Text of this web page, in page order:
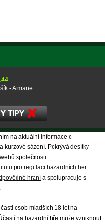
- Atmane
na aktuální informace o
kurzové sázení. Pokrývá desítky
společnosti
pro regulaci hazardních her
hraní a spolupracuje s
osob mladších 18 let na
na hazardní hře může vzniknout